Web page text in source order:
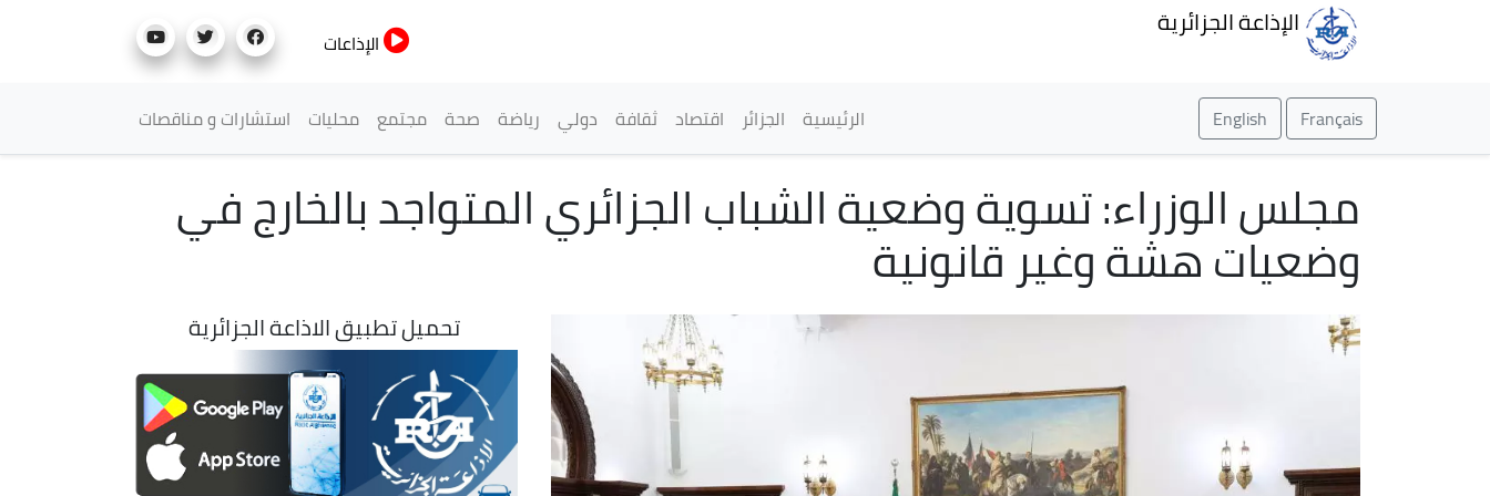
الإذاعة الجزائرية
الإذاعات
Français
English القائمة الرئيسية
الرئيسية الجزائر اقتصاد ثقافة دولي رياضة صحة مجتمع محليات استشارات و مناقصات
مجلس الوزراء: تسوية وضعية الشباب الجزائري المتواجد بالخارج في
وضعيات هشة وغير قانونية
تحميل تطبيق الاذاعة الجزائرية